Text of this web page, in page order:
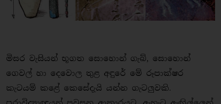
මිසර වැසියන් භූගත සොහොන් ගැබ්, සොහොන්
ගෙවල් හා දෙවොල තුළ අඳුරේ මේ රූපාක්ෂර
කැටයම් කළේ කෙසේදැයි යන්න ගැටලුවකි.